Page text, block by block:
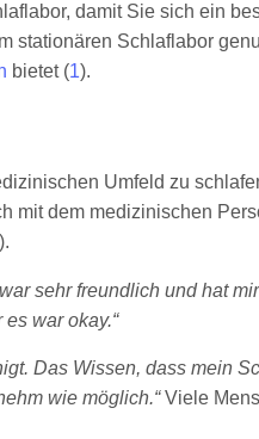
damit Sie sich ein
stationären Schlaflabor
bietet (1).
Umfeld zu
mit dem medizinischen
).
sehr freundlich und hat
war okay.“
Das Wissen, dass mein
wie möglich.“Viele